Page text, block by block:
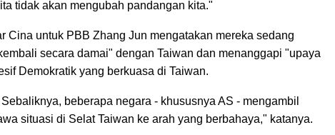
tidak akan mengubah pandangan kita."
Cina untuk PBB Zhang Jun mengatakan mereka sedang
secara damai" dengan Taiwan dan menanggapi "upaya
Demokratik yang berkuasa di Taiwan.
beberapa negara - khususnya AS - mengambil
situasi di Selat Taiwan ke arah yang berbahaya," katanya.